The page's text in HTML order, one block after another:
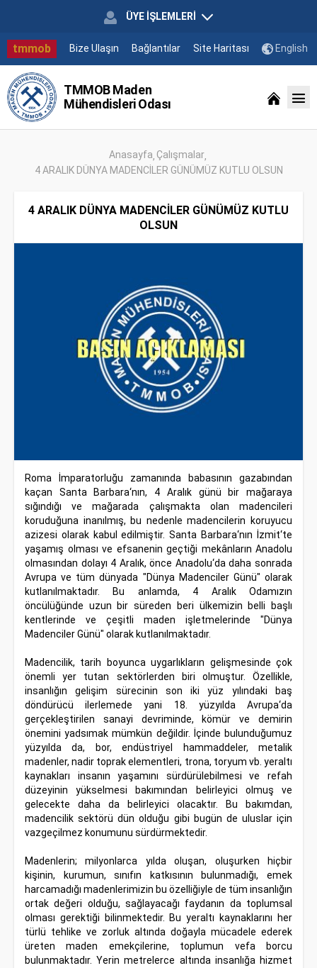
ÜYE İŞLEMLERİ
tmmob Bize Ulaşın Bağlantılar Site Haritası English
TMMOB Maden
Mühendisleri Odası
Anasayfa Çalışmalar
4 ARALIK DÜNYA MADENCİLER GÜNÜMÜZ KUTLU OLSUN
4 ARALIK DÜNYA MADENCİLER GÜNÜMÜZ KUTLU
OLSUN
Roma İmparatorluğu zamanında babasının gazabından
kaçan Santa Barbara‘nın, 4 Aralık günü bir mağaraya
sığındığı ve mağarada çalışmakta olan madencileri
koruduğuna inanılmış, bu nedenle madencilerin koruyucu
azizesi olarak kabul edilmiştir. Santa Barbara‘nın İzmit‘te
yaşamış olması ve efsanenin geçtiği mekânların Anadolu
olmasından dolayı 4 Aralık, önce Anadolu‘da daha sonrada
Avrupa ve tüm dünyada "Dünya Madenciler Günü" olarak
kutlanılmaktadır. Bu anlamda, 4 Aralık Odamızın
öncülüğünde uzun bir süreden beri ülkemizin belli başlı
kentlerinde ve çeşitli maden işletmelerinde "Dünya
Madenciler Günü" olarak kutlanılmaktadır.
Madencilik, tarih boyunca uygarlıkların gelişmesinde çok
önemli yer tutan sektörlerden biri olmuştur. Özellikle,
insanlığın gelişim sürecinin son iki yüz yılındaki baş
döndürücü ilerlemede yani 18. yüzyılda Avrupa‘da
gerçekleştirilen sanayi devriminde, kömür ve demirin
önemini yadsımak mümkün değildir. İçinde bulunduğumuz
yüzyılda da, bor, endüstriyel hammaddeler, metalik
madenler, nadir toprak elementleri, trona, toryum vb. yeraltı
kaynakları insanın yaşamını sürdürülebilmesi ve refah
düzeyinin yükselmesi bakımından belirleyici olmuş ve
gelecekte daha da belirleyici olacaktır. Bu bakımdan,
madencilik sektörü dün olduğu gibi bugün de uluslar için
vazgeçilmez konumunu sürdürmektedir.
Madenlerin; milyonlarca yılda oluşan, oluşurken hiçbir
kişinin, kurumun, sınıfın katkısının bulunmadığı, emek
harcamadığı madenlerimizin bu özelliğiyle de tüm insanlığın
ortak değeri olduğu, sağlayacağı faydanın da toplumsal
olması gerektiği bilinmektedir. Bu yeraltı kaynaklarını her
türlü tehlike ve zorluk altında doğayla mücadele ederek
üreten maden emekçilerine, toplumun vefa borcu
bulunmaktadır. Yerin metrelerce altında insanlığa hizmet